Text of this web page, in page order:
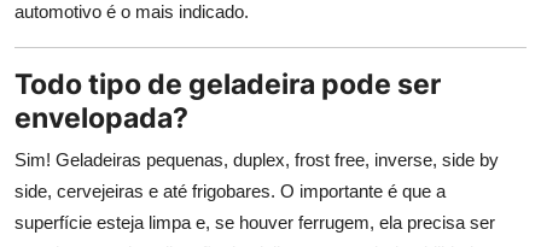
automotivo é o mais indicado.
Todo tipo de geladeira pode ser
envelopada?
Sim! Geladeiras pequenas, duplex, frost free, inverse, side by
side, cervejeiras e até frigobares. O importante é que a
superfície esteja limpa e, se houver ferrugem, ela precisa ser